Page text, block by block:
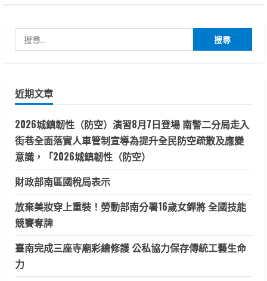
談
輕
(bone
頁
尋
字:
近期文章
2026城鎮韌性（防空）演習8月7日登場 南警二分局走入
街巷全面落實人車管制宣導為提升全民防空疏散及應變
意識，「2026城鎮韌性（防空）
財政部南區國稅局表示
放棄美妝穿上重裝！勞動部南分署16歲女銲將 全國技能
競賽奪牌
臺南完成三座寺廟彩繪修護 公私協力保存傳統工藝生命
力